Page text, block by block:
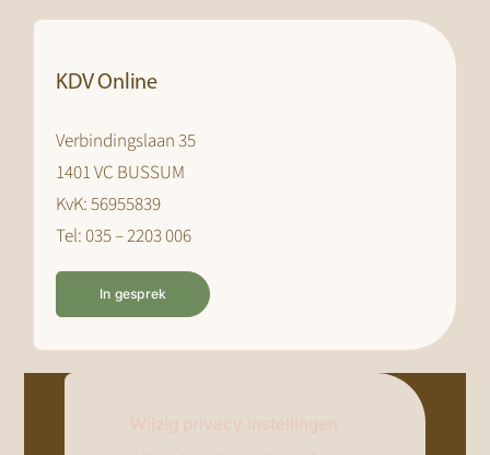
KDV Online
Verbindingslaan 35
1401 VC BUSSUM
KvK: 56955839
Tel: 035 – 2203 006
In gesprek